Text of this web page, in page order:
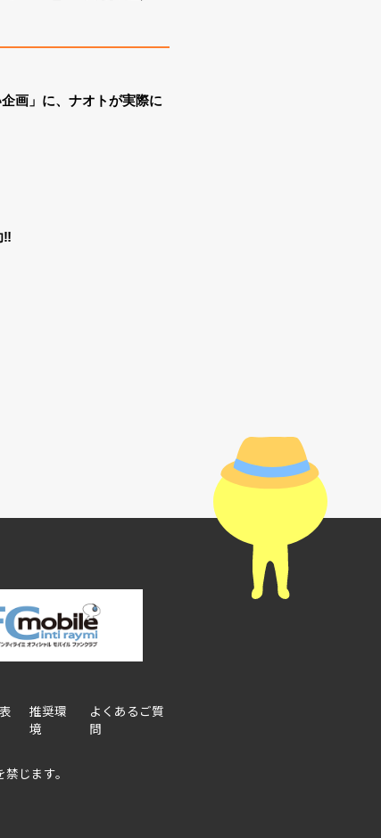
画」に、ナオトが実際に
‼️
推奨環
境
よくあるご質
問
じます。